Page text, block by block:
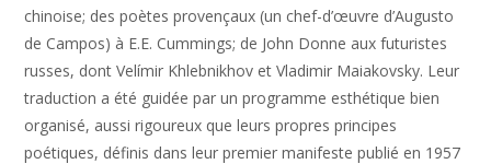
chinoise; des poètes provençaux (un chef-d’œuvre d’Augusto
de Campos) à E.E. Cummings; de John Donne aux futuristes
russes, dont Velímir Khlebnikhov et Vladimir Maiakovsky. Leur
traduction a été guidée par un programme esthétique bien
organisé, aussi rigoureux que leurs propres principes
poétiques, définis dans leur premier manifeste publié en 1957